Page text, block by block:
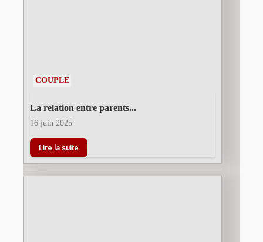
COUPLE
La relation entre parents...
16 juin 2025
Lire la suite